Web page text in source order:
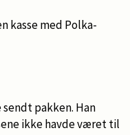
kasse med Polka-
pakken. Han
ikke havde været til